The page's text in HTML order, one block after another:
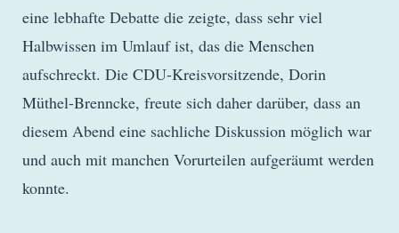
eine lebhafte Debatte die zeigte, dass sehr viel
Halbwissen im Umlauf ist, das die Menschen
aufschreckt. Die CDU-Kreisvorsitzende, Dorin
Müthel-Brenncke, freute sich daher darüber, dass an
diesem Abend eine sachliche Diskussion möglich war
und auch mit manchen Vorurteilen aufgeräumt werden
konnte.